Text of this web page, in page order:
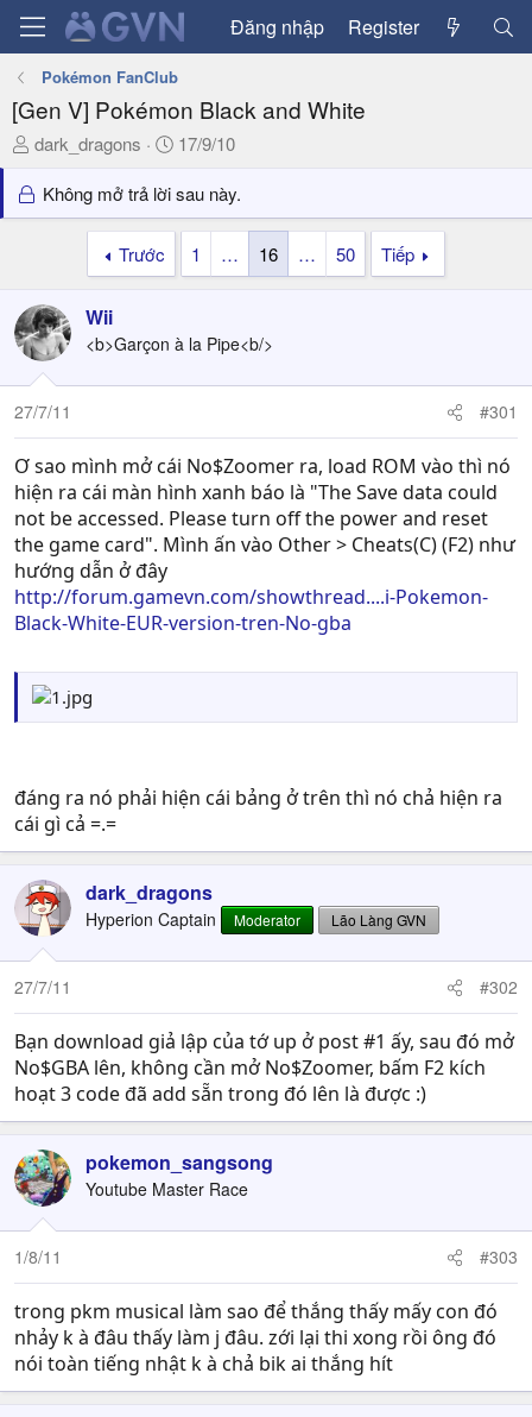
Đăng nhập Register
Pokémon FanClub
[Gen V] Pokémon Black and White
T
r
e
t
a
r
e
r
dark_dragons
N
à
y
17/9/10
Không mở trả lời sau này.
Trước 1 … 16 … 50 Tiếp
Wii
<b>Garçon à la Pipe<b/>
27/7/11 #301
Ơ sao mình mở cái No$Zoomer ra, load ROM vào thì nó
hiện ra cái màn hình xanh báo là "The Save data could
not be accessed. Please turn off the power and reset
the game card". Mình ấn vào Other > Cheats(C) (F2) như
hướng dẫn ở đây
http://forum.gamevn.com/showthread....i-Pokemon-
Black-White-EUR-version-tren-No-gba
đáng ra nó phải hiện cái bảng ở trên thì nó chả hiện ra
cái gì cả =.=
dark_dragons
Hyperion Captain Moderator Lão Làng GVN
27/7/11 #302
Bạn download giả lập của tớ up ở post #1 ấy, sau đó mở
No$GBA lên, không cần mở No$Zoomer, bấm F2 kích
hoạt 3 code đã add sẵn trong đó lên là được :)
pokemon_sangsong
Youtube Master Race
1/8/11 #303
trong pkm musical làm sao để thắng thấy mấy con đó
nhảy k à đâu thấy làm j đâu. zới lại thi xong rồi ông đó
nói toàn tiếng nhật k à chả bik ai thắng hít